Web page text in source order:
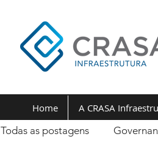
Todas as postagens
Home A CRASA